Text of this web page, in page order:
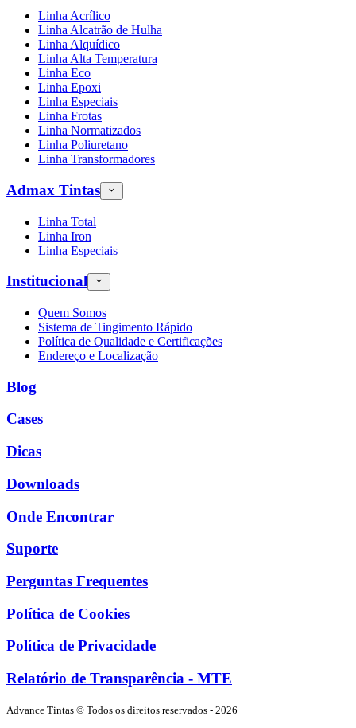
Linha Acrílico
Linha Alcatrão de Hulha
Linha Alquídico
Linha Alta Temperatura
Linha Eco
Linha Epoxi
Linha Especiais
Linha Frotas
Linha Normatizados
Linha Poliuretano
Linha Transformadores
Admax Tintas
Linha Total
Linha Iron
Linha Especiais
Institucional
Quem Somos
Sistema de Tingimento Rápido
Política de Qualidade e Certificações
Endereço e Localização
Blog
Cases
Dicas
Downloads
Onde Encontrar
Suporte
Perguntas Frequentes
Política de Cookies
Política de Privacidade
Relatório de Transparência - MTE
Advance Tintas © Todos os direitos reservados - 2026